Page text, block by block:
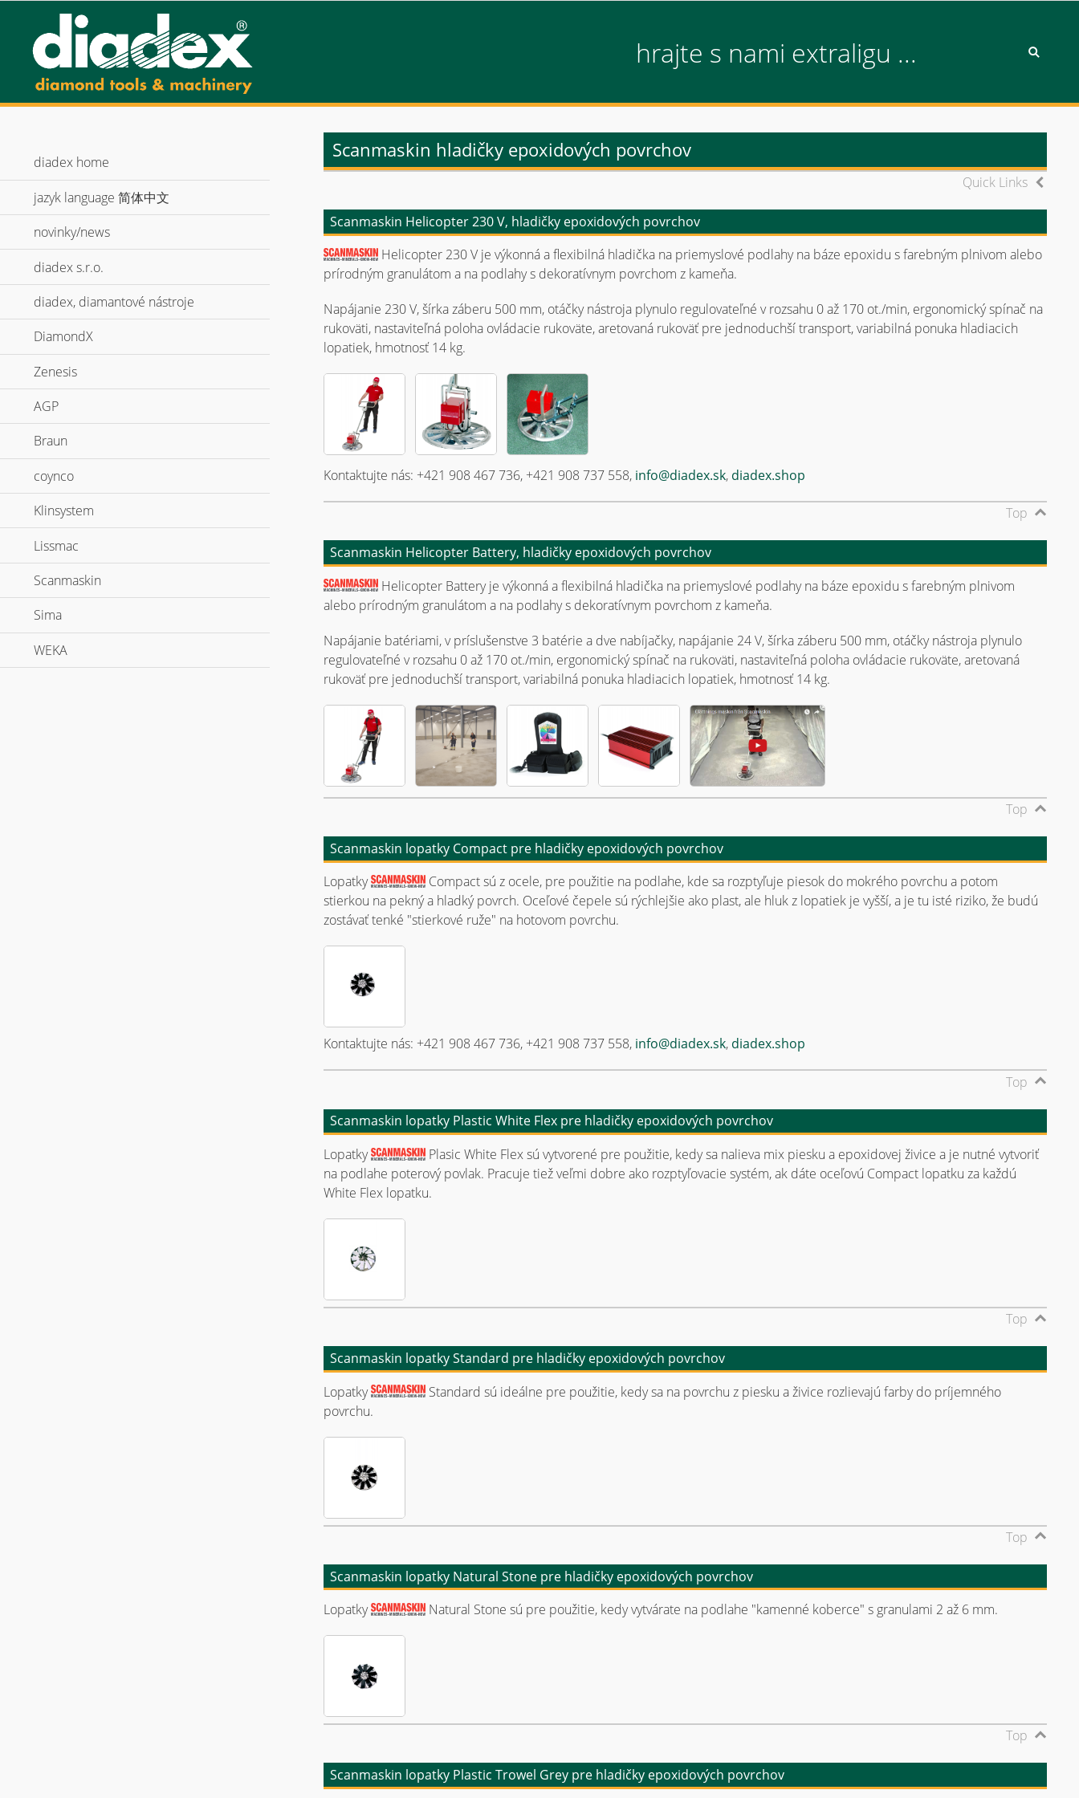
hrajte s nami extraligu ...
Scanmaskin hladičky epoxidových povrchov
Quick Links
Scanmaskin Helicopter 230 V, hladičky epoxidových povrchov
Helicopter 230 V je výkonná a flexibilná hladička na priemyslové podlahy na báze epoxidu s farebným plnivom alebo
prírodným granulátom a na podlahy s dekoratívnym povrchom z kameňa.
Napájanie 230 V, šírka záberu 500 mm, otáčky nástroja plynulo regulovateľné v rozsahu 0 až 170 ot./min, ergonomický spínač na
rukoväti, nastaviteľná poloha ovládacie rukoväte, aretovaná rukoväť pre jednoduchší transport, variabilná ponuka hladiacich
lopatiek, hmotnosť 14 kg.
Kontaktujte nás: +421 908 467 736, +421 908 737 558, info@diadex.sk, diadex.shop
Top
Scanmaskin Helicopter Battery, hladičky epoxidových povrchov
Helicopter Battery je výkonná a flexibilná hladička na priemyslové podlahy na báze epoxidu s farebným plnivom
alebo prírodným granulátom a na podlahy s dekoratívnym povrchom z kameňa.
Napájanie batériami, v príslušenstve 3 batérie a dve nabíjačky, napájanie 24 V, šírka záberu 500 mm, otáčky nástroja plynulo
regulovateľné v rozsahu 0 až 170 ot./min, ergonomický spínač na rukoväti, nastaviteľná poloha ovládacie rukoväte, aretovaná
rukoväť pre jednoduchší transport, variabilná ponuka hladiacich lopatiek, hmotnosť 14 kg.
Top
Scanmaskin lopatky Compact pre hladičky epoxidových povrchov
Lopatky
Compact sú z ocele, pre použitie na podlahe, kde sa rozptyľuje piesok do mokrého povrchu a potom
stierkou na pekný a hladký povrch. Oceľové čepele sú rýchlejšie ako plast, ale hluk z lopatiek je vyšší, a je tu isté riziko, že budú
zostávať tenké "stierkové ruže" na hotovom povrchu.
Kontaktujte nás: +421 908 467 736, +421 908 737 558, info@diadex.sk, diadex.shop
Top
Scanmaskin lopatky Plastic White Flex pre hladičky epoxidových povrchov
Lopatky
Plasic White Flex sú vytvorené pre použitie, kedy sa nalieva mix piesku a epoxidovej živice a je nutné vytvoriť
na podlahe poterový povlak. Pracuje tiež veľmi dobre ako rozptyľovacie systém, ak dáte oceľovú Compact lopatku za každú
White Flex lopatku.
Top
Scanmaskin lopatky Standard pre hladičky epoxidových povrchov
Lopatky
Standard sú ideálne pre použitie, kedy sa na povrchu z piesku a živice rozlievajú farby do príjemného
povrchu.
Top
Scanmaskin lopatky Natural Stone pre hladičky epoxidových povrchov
Lopatky
Natural Stone sú pre použitie, kedy vytvárate na podlahe "kamenné koberce" s granulami 2 až 6 mm.
Top
Scanmaskin lopatky Plastic Trowel Grey pre hladičky epoxidových povrchov
diadex home
jazyk language 简体中文
novinky/news
diadex s.r.o.
diadex, diamantové nástroje
DiamondX
Zenesis
AGP
Braun
coynco
Klinsystem
Lissmac
Scanmaskin
Sima
WEKA